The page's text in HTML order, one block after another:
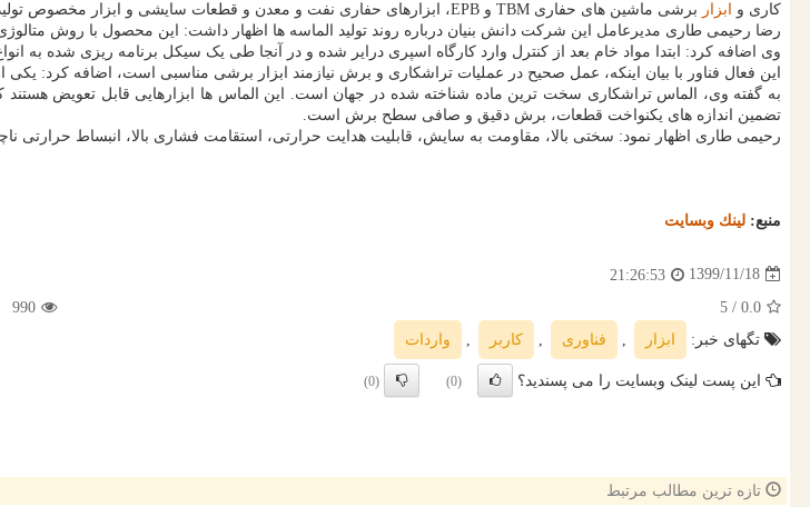
کاری و
ابزار برشی ماشین های حفاری TBM و EPB، ابزارهای حفاری نفت و معدن و قطعات سایشی و ابزار مخصوص تولید می کند.
رضا رحیمی طاری مدیرعامل این شرکت دانش بنیان درباره روند تولید الماسه ها اظهار داشت: این محصول با روش
وی اضافه کرد: ابتدا مواد خام بعد از کنترل وارد کارگاه اسپری درایر شده و در آنجا طی یک سیکل برنامه ریزی شده به
این فعال فناور با بیان اینکه، عمل صحیح در عملیات تراشکاری و برش نیازمند ابزار برشی مناسبی است، اضافه کرد:
به گفته وی، الماس تراشکاری سخت ترین ماده شناخته شده در جهان است. این الماس ها ابزارهایی قابل تعویض
تضمین اندازه های یکنواخت قطعات، برش دقیق و صافی سطح برش است.
رحیمی طاری اظهار نمود: سختی بالا، مقاومت به سایش، قابلیت هدایت حرارتی، استقامت فشاری بالا، انبساط حرارتی
منبع: لینك وبسایت
1399/11/18
21:26:53
0.0
/ 5
990
تگهای خبر:
ابزار , فناوری , كاربر , واردات
این پست لینک وبسایت را می پسندید؟ (0)
(0)
تازه ترین مطالب مرتبط